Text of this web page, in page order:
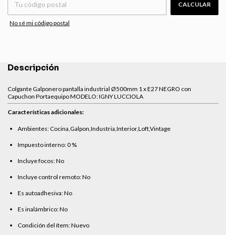
CALCULAR
No sé mi código postal
Descripción
Colgante Galponero pantalla industrial Ø500mm 1 x E27 NEGRO con
Capuchon Portaequipo MODELO: IGNY LUCCIOLA
Características adicionales:
Ambientes: Cocina,Galpon,Industria,Interior,Loft,Vintage
Impuesto interno: 0 %
Incluye focos: No
Incluye control remoto: No
Es autoadhesiva: No
Es inalámbrico: No
Condición del ítem: Nuevo